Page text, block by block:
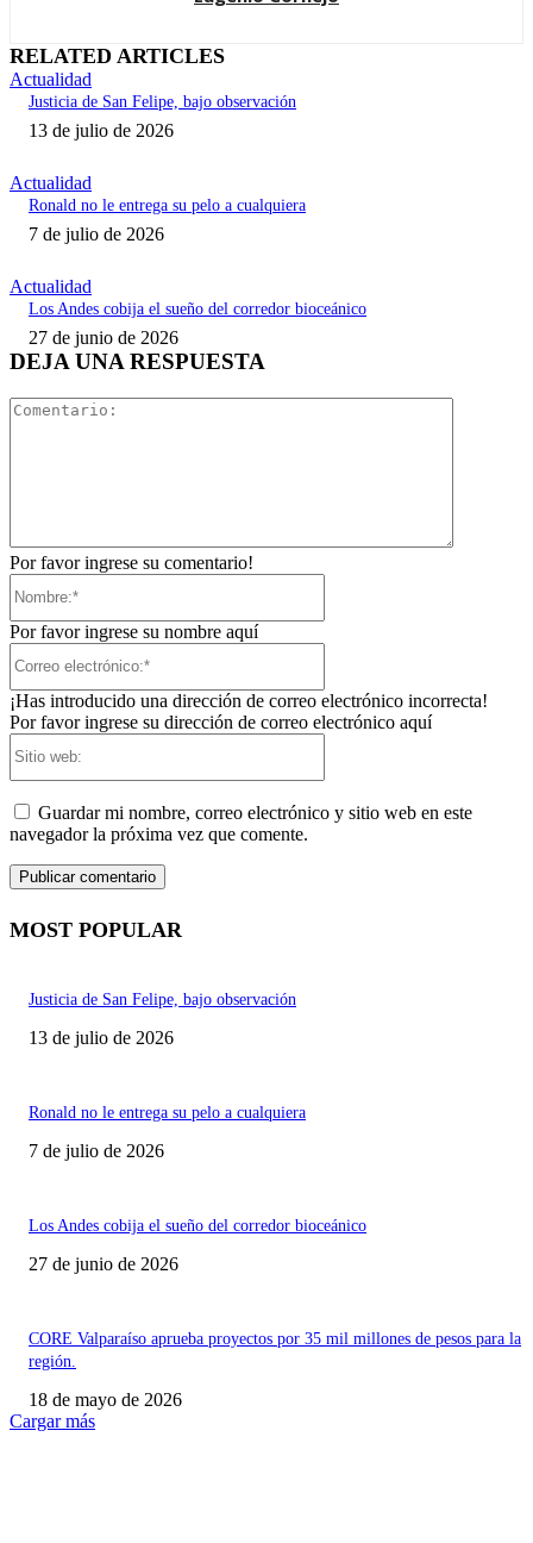
RELATED ARTICLES
Actualidad
Justicia de San Felipe, bajo observación
13 de julio de 2026
Actualidad
Ronald no le entrega su pelo a cualquiera
7 de julio de 2026
Actualidad
Los Andes cobija el sueño del corredor bioceánico
27 de junio de 2026
DEJA UNA RESPUESTA
Por favor ingrese su comentario!
Por favor ingrese su nombre aquí
¡Has introducido una dirección de correo electrónico incorrecta!
Por favor ingrese su dirección de correo electrónico aquí
Guardar mi nombre, correo electrónico y sitio web en este
navegador la próxima vez que comente.
MOST POPULAR
Justicia de San Felipe, bajo observación
13 de julio de 2026
Ronald no le entrega su pelo a cualquiera
7 de julio de 2026
Los Andes cobija el sueño del corredor bioceánico
27 de junio de 2026
CORE Valparaíso aprueba proyectos por 35 mil millones de pesos para la
región.
18 de mayo de 2026
Cargar más